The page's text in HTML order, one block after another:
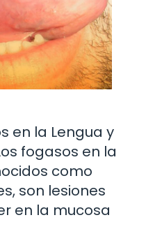
en la Lengua y
fogasos en la
como
son lesiones
en la mucosa